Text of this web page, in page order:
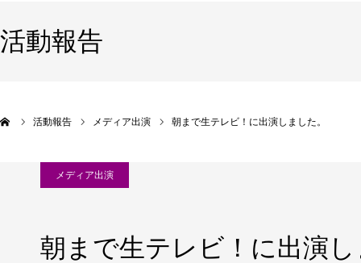
活動報告
活動報告 メディア出演 朝まで生テレビ！に出演しました。
メディア出演
朝まで生テレビ！に出演